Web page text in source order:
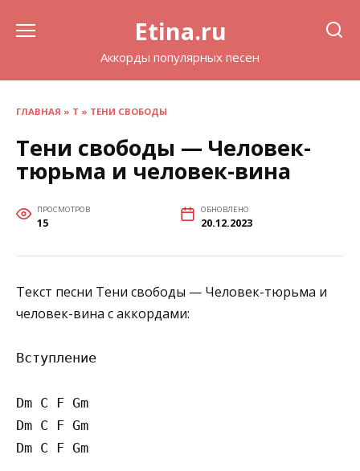
Etina.ru
Аккорды популярных песен
ГЛАВНАЯ » Т » ТЕНИ СВОБОДЫ
Тени свободы — Человек-
тюрьма и человек-вина
ПРОСМОТРОВ
15
ОБНОВЛЕНО
20.12.2023
Текст песни Тени свободы — Человек-тюрьма и
человек-вина с аккордами:
Вступление
Dm C F Gm
Dm C F Gm
Dm C F Gm